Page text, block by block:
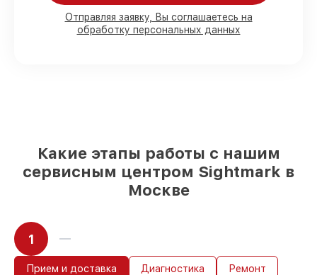
80%работ в вашем присутствии
мастер приступает к восстановлению
сразу
Отправляя заявку, Вы соглашаетесь на
обработку персональных данных
Какие этапы работы с нашим
сервисным центром Sightmark в
Москве
1
Прием и доставка Диагностика Ремонт